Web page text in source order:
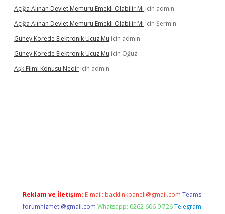
Açığa Alınan Devlet Memuru Emekli Olabilir Mi için admin
Açığa Alınan Devlet Memuru Emekli Olabilir Mi için Şermin
Güney Korede Elektronik Ucuz Mu için admin
Güney Korede Elektronik Ucuz Mu için Oğuz
Aşk Filmi Konusu Nedir için admin
Reklam ve İletişim: E-mail: backlinkpaneli@gmail.com Teams:
forumhizmeti@gmail.com Whatsapp: 0262 606 0 726 Telegram: